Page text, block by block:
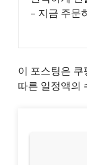
– 지금 주문
이 포스팅은
따른 일정액의